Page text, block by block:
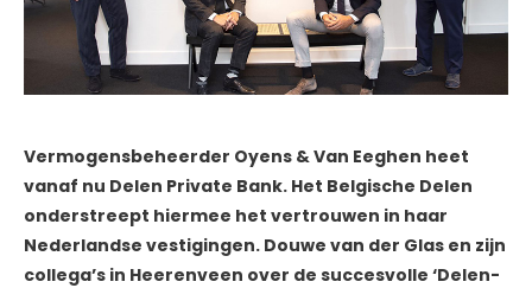
Vermogensbeheerder Oyens & Van Eeghen heet
vanaf nu Delen Private Bank. Het Belgische Delen
onderstreept hiermee het vertrouwen in haar
Nederlandse vestigingen. Douwe van der Glas en zijn
collega’s in Heerenveen over de succesvolle ‘Delen-